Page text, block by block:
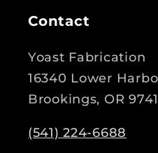
Contact
Yoast Fabrication
16340 Lower
Brookings, OR
(541) 224-6688